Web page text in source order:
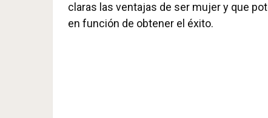
claras las ventajas de ser mujer y que
en función de obtener el éxito.